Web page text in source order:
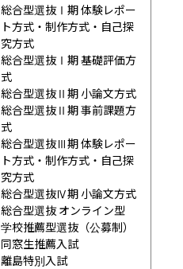
総合型選抜Ⅰ期 体験レポー
ト方式・制作方式・自己探
究方式
総合型選抜Ⅰ期 基礎評価方
式
総合型選抜Ⅱ期 小論文方式
総合型選抜Ⅱ期 事前課題方
式
総合型選抜Ⅲ期 体験レポー
ト方式・制作方式・自己探
究方式
総合型選抜Ⅳ期 小論文方式
総合型選抜 オンライン型
学校推薦型選抜（公募制）
同窓生推薦入試
離島特別入試